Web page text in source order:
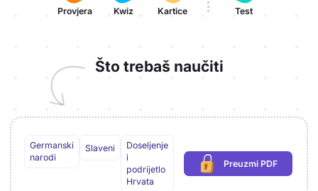
Provjera Kwiz Kartice Test
Što trebaš naučiti
Germanski
narodi
Slaveni
Doseljenje
i
podrijetlo
Hrvata
Preuzmi PDF
(potrebna prijava)